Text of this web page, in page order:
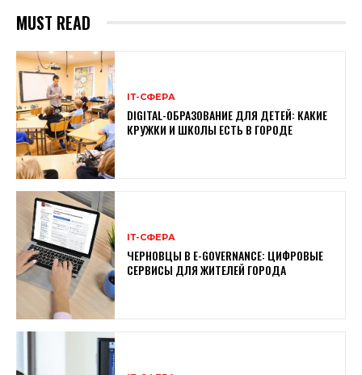
MUST READ
ІТ-СФЕРА
DIGITAL-ОБРАЗОВАНИЕ ДЛЯ ДЕТЕЙ: КАКИЕ
КРУЖКИ И ШКОЛЫ ЕСТЬ В ГОРОДЕ
ІТ-СФЕРА
ЧЕРНОВЦЫ В E-GOVERNANCE: ЦИФРОВЫЕ
СЕРВИСЫ ДЛЯ ЖИТЕЛЕЙ ГОРОДА